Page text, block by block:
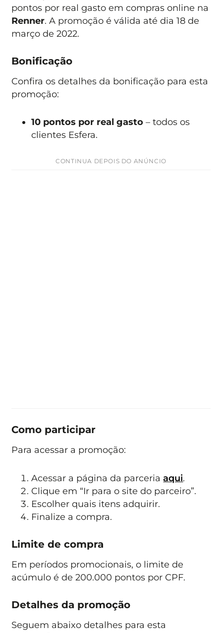
pontos por real gasto em compras online na
Renner. A promoção é válida até dia 18 de
março de 2022.
Bonificação
Confira os detalhes da bonificação para esta
promoção:
10 pontos por real gasto – todos os
clientes Esfera.
CONTINUA DEPOIS DO ANÚNCIO
Como participar
Para acessar a promoção:
Acessar a página da parceriaaqui.
Clique em “Ir para o site do parceiro”.
Escolher quais itens adquirir.
Finalize a compra.
Limite de compra
Em períodos promocionais, o limite de
acúmulo é de 200.000 pontos por CPF.
Detalhes da promoção
Seguem abaixo detalhes para esta